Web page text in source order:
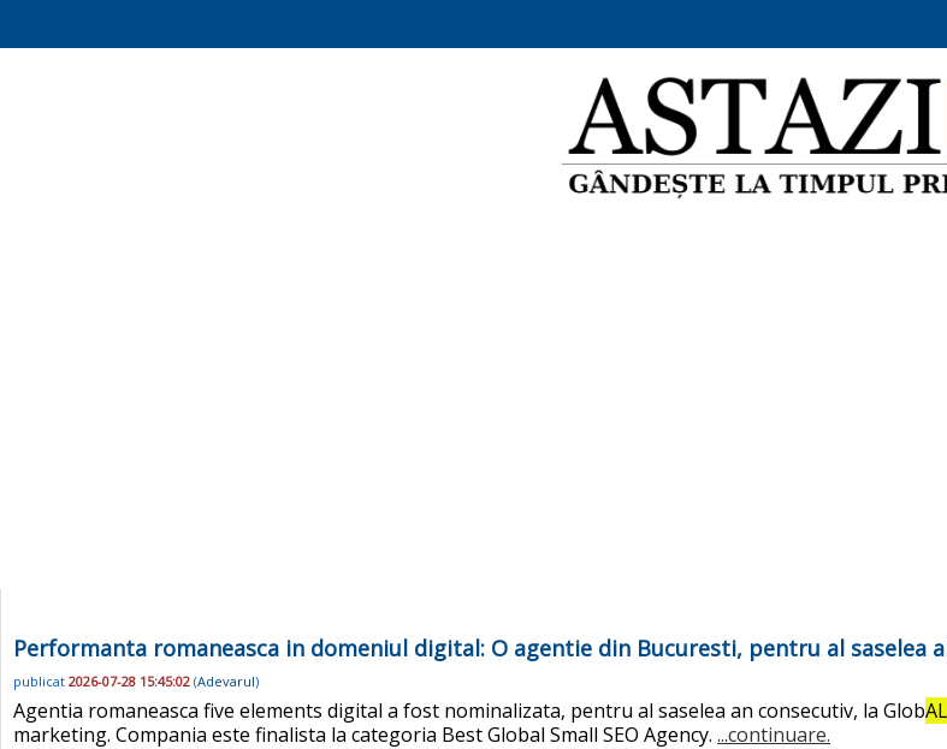
Performanta romaneasca in domeniul digital: O agentie din Bucuresti, pentru al saselea
publicat 2026-07-28 15:45:02 (Adevarul)
Agentia romaneasca five elements digital a fost nominalizata, pentru al saselea an consecutiv, la Glob
marketing. Compania este finalista la categoria Best Global Small SEO Agency. ...continuare.